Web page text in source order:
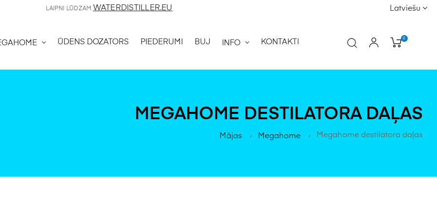
LAIPNI LŪDZAM WATERDISTILLER.EU Latviešu
ŪDENS DOZATORS PIEDERUMI BUJ INFO KONTAKTI
0
MEGAHOME DESTILATORA DAĻAS
Mājas Megahome Megahome destilatora daļas